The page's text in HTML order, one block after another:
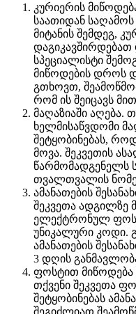
კურიერის
საათიდან საღამოს
მიტანის შემდეგ,
სპეციალისტი
მიწოდების დროს
გთხოვთ,
რომ ის შეიცავს
მაღაზიაში აღება.
ხელმისაწვდომი
შეტყობინებას,
მოვა. შეკვეთის
წარმომადგენელს
თვალთვალის
ამანათების
შეკვეთა ადგილზე
ელექტრონულ
უნიკალური კოდი.
ამანათების
3 დღის
ფოსტით
თქვენი შეკვეთა
შეტყობინებას
შეგიძლიათ